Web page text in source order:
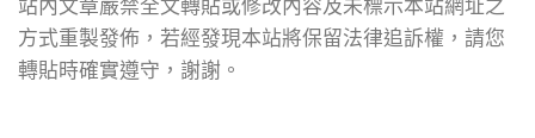
站內文章嚴禁全文轉貼或修改內容及未標示本站網址之
方式重製發佈，若經發現本站將保留法律追訴權，請您
轉貼時確實遵守，謝謝。